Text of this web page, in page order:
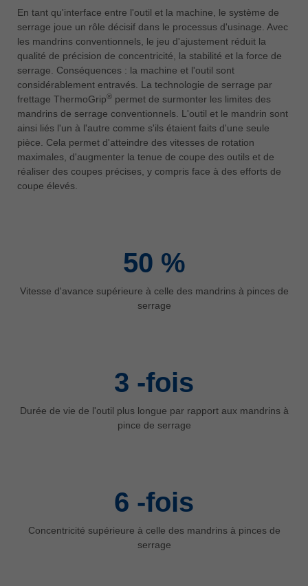
USA
english
Việt Nam
中国
中文
ประเทศไทย
ไทย
Україна
En tant qu'interface entre l'outil et la machine, le système de
serrage joue un rôle décisif dans le processus d'usinage. Avec
les mandrins conventionnels, le jeu d'ajustement réduit la
qualité de précision de concentricité, la stabilité et la force de
serrage. Conséquences : la machine et l'outil sont
considérablement entravés. La technologie de serrage par
frettage ThermoGrip® permet de surmonter les limites des
mandrins de serrage conventionnels. L'outil et le mandrin sont
ainsi liés l'un à l'autre comme s'ils étaient faits d'une seule
pièce. Cela permet d'atteindre des vitesses de rotation
maximales, d'augmenter la tenue de coupe des outils et de
réaliser des coupes précises, y compris face à des efforts de
coupe élevés.
50 %
Vitesse d'avance supérieure à celle des mandrins à pinces de
serrage
3 -fois
Durée de vie de l'outil plus longue par rapport aux mandrins à
pince de serrage
6 -fois
Concentricité supérieure à celle des mandrins à pinces de
serrage